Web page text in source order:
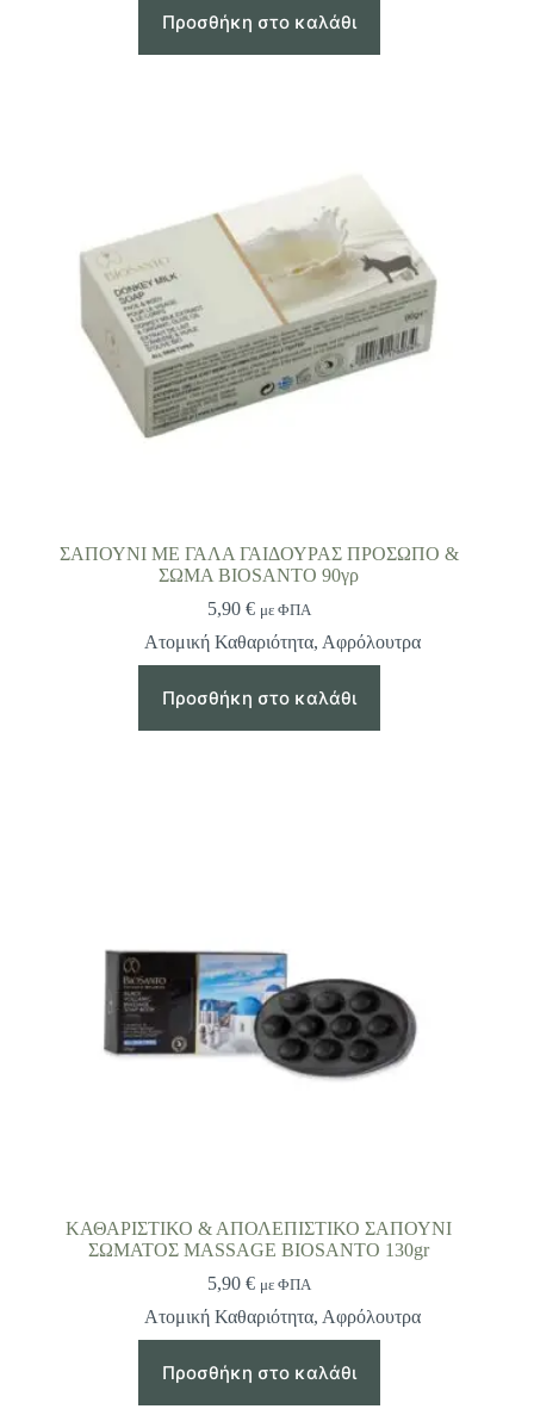
Προσθήκη στο καλάθι
ΣΑΠΟΥΝΙ ΜΕ ΓΑΛΑ ΓΑΙΔΟΥΡΑΣ ΠΡΟΣΩΠΟ &
ΣΩΜΑ BIOSANTO 90γρ
5,90 € με ΦΠΑ
Ατομική Καθαριότητα, Αφρόλουτρα
Προσθήκη στο καλάθι
ΚΑΘΑΡΙΣΤΙΚΟ & ΑΠΟΛΕΠΙΣΤΙΚΟ ΣΑΠΟΥΝΙ
ΣΩΜΑΤΟΣ MASSAGE BIOSANTO 130gr
5,90 € με ΦΠΑ
Ατομική Καθαριότητα, Αφρόλουτρα
Προσθήκη στο καλάθι